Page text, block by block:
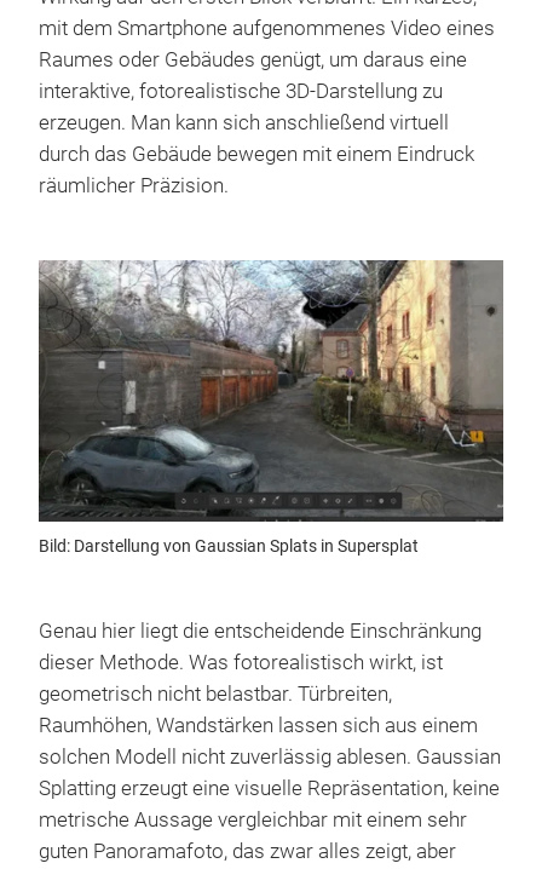
mit dem Smartphone aufgenommenes Video eines
Raumes oder Gebäudes genügt, um daraus eine
interaktive, fotorealistische 3D-Darstellung zu
erzeugen. Man kann sich anschließend virtuell
durch das Gebäude bewegen mit einem Eindruck
räumlicher Präzision.
Bild: Darstellung von Gaussian Splats in Supersplat
Genau hier liegt die entscheidende Einschränkung
dieser Methode. Was fotorealistisch wirkt, ist
geometrisch nicht belastbar. Türbreiten,
Raumhöhen, Wandstärken lassen sich aus einem
solchen Modell nicht zuverlässig ablesen. Gaussian
Splatting erzeugt eine visuelle Repräsentation, keine
metrische Aussage vergleichbar mit einem sehr
guten Panoramafoto, das zwar alles zeigt, aber